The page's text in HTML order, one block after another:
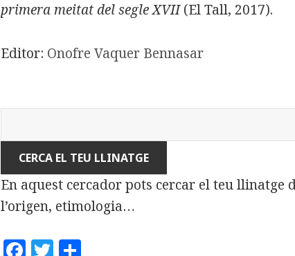
primera meitat del segle XVII(El Tall, 2017).
Editor: Onofre Vaquer Bennasar
En aquest cercador pots cercar el teu llinatge
l’origen, etimologia…